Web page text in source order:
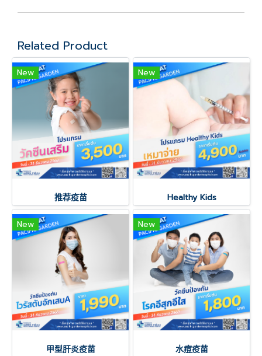
Related Product
New
推荐疫苗
New
Healthy Kids
New
甲型肝炎疫苗
New
水痘疫苗